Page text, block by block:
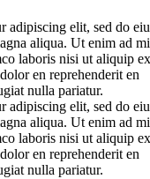
adipiscing elit, sed do
aliqua. Ut enim ad
laboris nisi ut aliquip
en reprehenderit en
nulla pariatur.
adipiscing elit, sed do
aliqua. Ut enim ad
laboris nisi ut aliquip
en reprehenderit en
nulla pariatur.